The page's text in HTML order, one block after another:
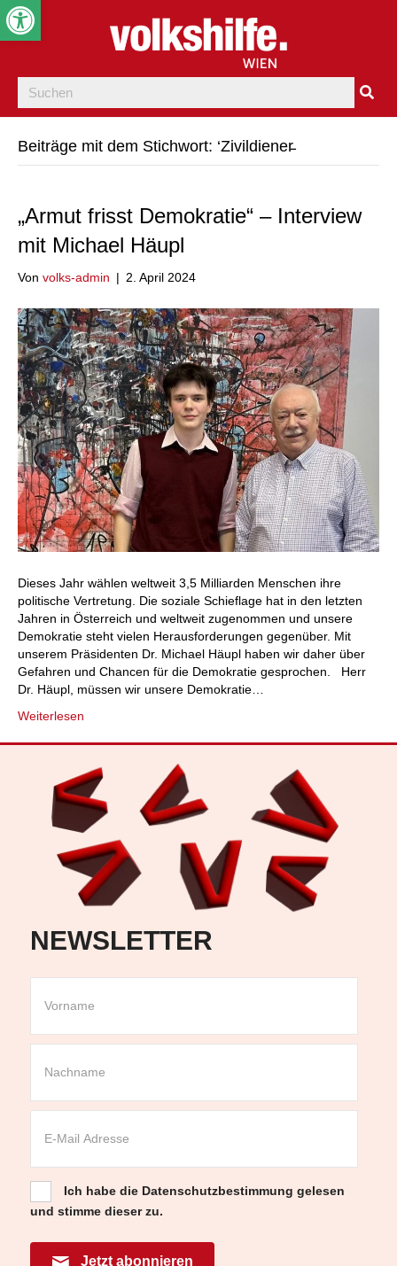
Beiträge mit dem Stichwort: ‘Zivildiener̵
„Armut frisst Demokratie“ – Interview
mit Michael Häupl
Von volks-admin | 2. April 2024
Dieses Jahr wählen weltweit 3,5 Milliarden Menschen ihre
politische Vertretung. Die soziale Schieflage hat in den letzten
Jahren in Österreich und weltweit zugenommen und unsere
Demokratie steht vielen Herausforderungen gegenüber. Mit
unserem Präsidenten Dr. Michael Häupl haben wir daher über
Gefahren und Chancen für die Demokratie gesprochen. Herr
Dr. Häupl, müssen wir unsere Demokratie…
Weiterlesen
NEWSLETTER
Ich habe die Datenschutzbestimmung gelesen
und stimme dieser zu.
Jetzt abonnieren